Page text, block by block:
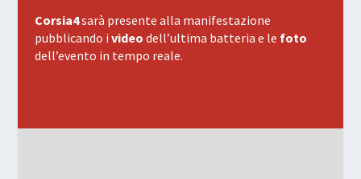
Corsia4sarà presente alla manifestazione
pubblicando i video dell’ultima batteria e le foto
dell’evento in tempo reale.